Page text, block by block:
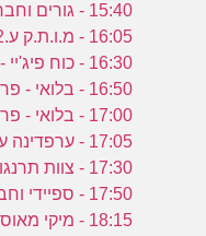
15:40 - גורים וחברים ע.3 - פרק 60
16:05 - מ.ו.ת.ק ע.2 - פרק 40
16:30 - כוח פיג'יי - פרק 14
16:50 - בלואי - פרק 16
17:00 - בלואי - פרק 44
17:05 - ערפדינה ע.3 - פרק 62
17:30 - צוות תרנגול - פרק 4
17:50 - ספיידי וחבריו המופלאים - פרק 1
18:15 - מיקי